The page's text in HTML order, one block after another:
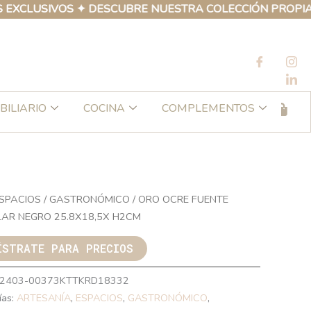
✦ DESCUBRE NUESTRA COLECCIÓN PROPIA DE
COCINA
COMPLEMENTOS
/ GASTRONÓMICO / ORO OCRE FUENTE
NEGRO 25.8X18,5X H2CM
PARA PRECIOS
00373KTTKRD18332
ARTESANÍA, ESPACIOS, GASTRONÓMICO,